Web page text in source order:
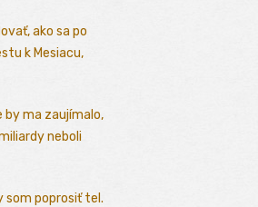
ako sa po
k Mesiacu,
by ma zaujímalo,
neboli
som poprosiť tel.